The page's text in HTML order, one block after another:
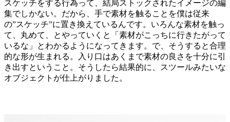
スケッチをする行為って、結局ストックされたイメージの編
集でしかない。だから、手で素材を触ることを僕は従来
の”スケッチ”に置き換えているんです。いろんな素材を触っ
て、丸めて、とやっていくと「素材がこっちに行きたがって
いるな」とわかるようになってきます。で、そうすると合理
的な形が生まれる。入り口はあくまで素材の良さを十分に引
き出すということ。そうしたら結果的に、スツールみたいな
オブジェクトが仕上がりました。